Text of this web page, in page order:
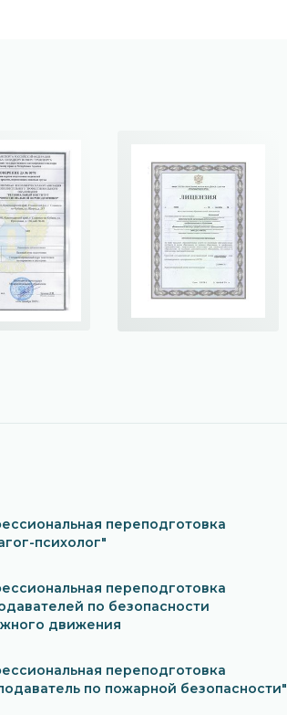
переподготовка
психолог"
переподготовка
по безопасности
движения
переподготовка
по пожарной безопасности"